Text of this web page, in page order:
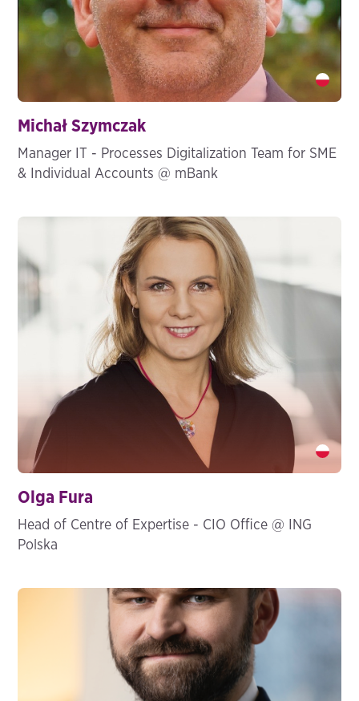
Michał Szymczak
Manager IT - Processes Digitalization Team for SME
& Individual Accounts @ mBank
Olga Fura
Head of Centre of Expertise - CIO Office @ ING
Polska